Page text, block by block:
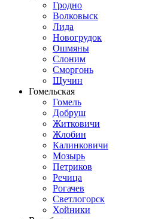
Гродно
Волковыск
Лида
Новогрудок
Ошмяны
Слоним
Сморгонь
Щучин
Гомельская
Гомель
Добруш
Житковичи
Жлобин
Калинковичи
Мозырь
Петриков
Речица
Рогачев
Светлогорск
Хойники